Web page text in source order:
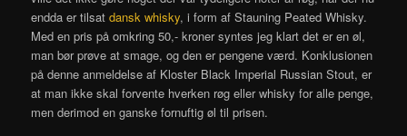
endda er tilsatdansk whisky, i form af Stauning Peated Whisky.
Med en pris på omkring 50,- kroner syntes jeg klart det er en øl,
man bør prøve at smage, og den er pengene værd. Konklusionen
på denne anmeldelse af Kloster Black Imperial Russian Stout, er
at man ikke skal forvente hverken røg eller whisky for alle penge,
men derimod en ganske fornuftig øl til prisen.